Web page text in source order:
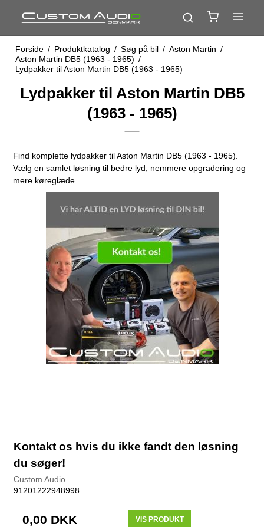
Forside / Produktkatalog / Søg på bil / Aston Martin /
Aston Martin DB5 (1963 - 1965) /
Lydpakker til Aston Martin DB5 (1963 - 1965)
Lydpakker til Aston Martin DB5
(1963 - 1965)
Find komplette lydpakker til Aston Martin DB5 (1963 - 1965).
Vælg en samlet løsning til bedre lyd, nemmere opgradering og
mere køreglæde.
Kontakt os hvis du ikke fandt den løsning
du søger!
Custom Audio
91201222948998
0,00 DKK VIS PRODUKT